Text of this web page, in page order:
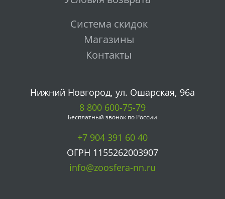
Система скидок
Магазины
Контакты
Нижний Новгород, ул. Ошарская, 96а
8 800 600-75-79
Бесплатный звонок по России
+7 904 391 60 40
ОГРН 1155262003907
info@zoosfera-nn.ru